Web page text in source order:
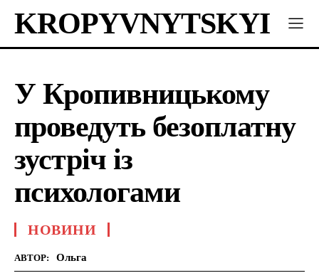
KROPYVNYTSKYI
У Кропивницькому
проведуть безоплатну
зустріч із
психологами
НОВИНИ
АВТОР: Ольга